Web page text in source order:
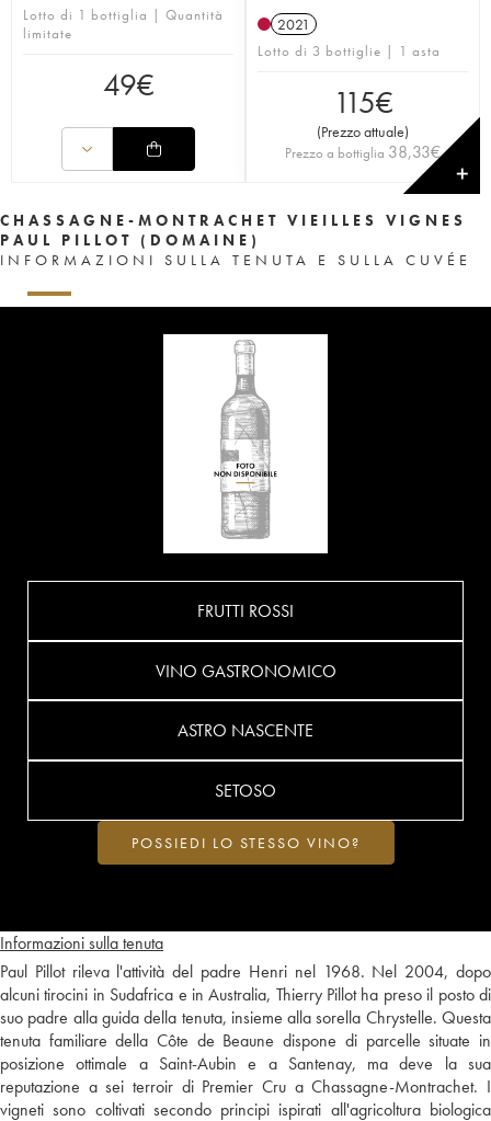
Lotto di 1 bottiglia | Quantità
limitate
49€
2021
Lotto di 3 bottiglie | 1 asta
115€
(Prezzo attuale)
Prezzo a bottiglia 38,33€
✕
CHASSAGNE-MONTRACHET VIEILLES VIGNES
PAUL PILLOT (DOMAINE)
INFORMAZIONI SULLA TENUTA E SULLA CUVÉE
Informazioni sulla tenuta
Paul Pillot rileva l'attività del padre Henri nel 1968. Nel 2004, dopo
alcuni tirocini in Sudafrica e in Australia, Thierry Pillot ha preso il posto di
suo padre alla guida della tenuta, insieme alla sorella Chrystelle. Questa
tenuta familiare della Côte de Beaune dispone di parcelle situate in
posizione ottimale a Saint-Aubin e a Santenay, ma deve la sua
reputazione a sei terroir di Premier Cru a Chassagne-Montrachet. I
vigneti sono coltivati secondo principi ispirati all'agricoltura biologica
FRUTTI ROSSI
VINO GASTRONOMICO
ASTRO NASCENTE
SETOSO
POSSIEDI LO STESSO VINO?